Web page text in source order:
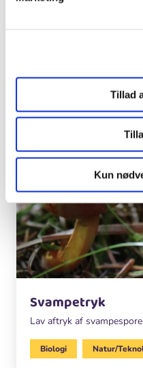
Tillad
Kun
Læs også
Svampetryk
Lav aftryk af
Biologi Natur/